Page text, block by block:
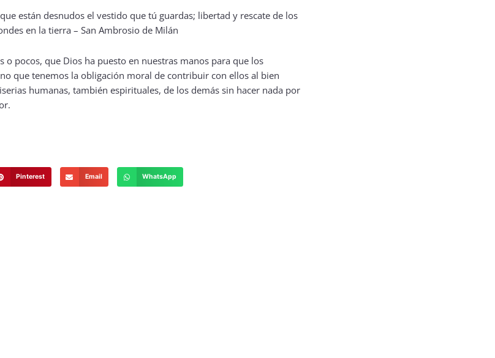
pocos, que Dios ha puesto en nuestras manos para que los
que tenemos la obligación moral de contribuir con ellos al bien
humanas, también espirituales, de los demás sin hacer nada por
Pinterest Email WhatsApp